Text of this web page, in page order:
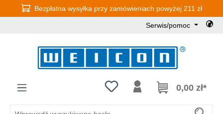
Przejdź do głównej zawartości
Bezpłatna wysyłka przy zamówieniach powyżej 211 zł
Serwis/pomoc
Masz 0 przedmioty na liście
0,00 zł*